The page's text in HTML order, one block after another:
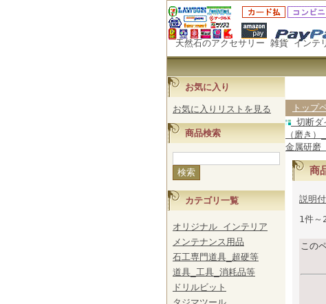
天然石のアクセサリー 雑貨 インテ
お気に入り
お気に入りリストを見る
商品検索
カテゴリ一覧
オリジナル インテリア
メンテナンス用品
石工専門道具_超硬等
道具_工具_消耗品等
ドリルビット
トップ
切断ダ
（磨き）
金属研磨
商
説明
1件～
この